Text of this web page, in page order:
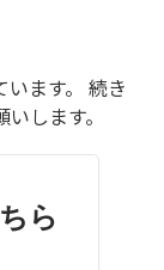
ます。 続き
します。
ら